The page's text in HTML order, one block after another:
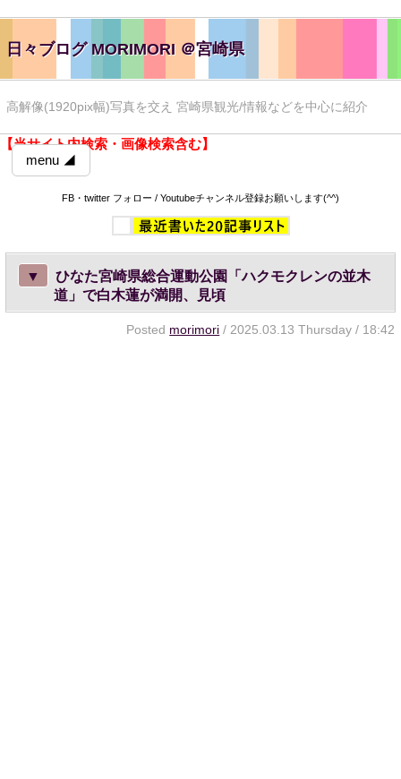
日々ブログ MORIMORI ＠宮崎県
高解像(1920pix幅)写真を交え 宮崎県観光/情報などを中心に紹介
【当サイト内検索・画像検索含む】
menu ◢
FB・twitter フォロー / Youtubeチャンネル登録お願いします(^^)
▼
ひなた宮崎県総合運動公園「ハクモクレンの並木
道」で白木蓮が満開、見頃
Posted morimori / 2025.03.13 Thursday / 18:42